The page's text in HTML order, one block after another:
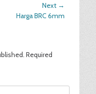
Next →
Harga BRC 6mm
Required